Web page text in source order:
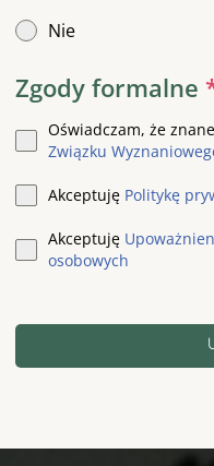
Nie
Zgody formalne
Oświadczam, że
Związku
Akceptuję Politykę
Akceptuję
osobowych